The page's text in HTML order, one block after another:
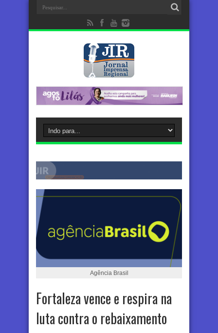
Agência Brasil
Fortaleza vence e respira na
luta contra o rebaixamento